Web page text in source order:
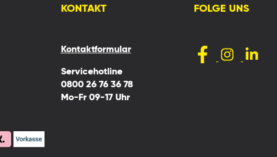
KONTAKT
Kontaktformular
Servicehotline
0800 26 76 36 78
Mo-Fr 09-17 Uhr
FOLGE UNS